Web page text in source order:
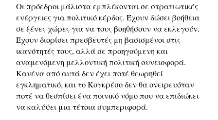
Οι πρόεδροι μάλιστα εμπλέκονται σε στρατιωτικές
ενέργειες για πολιτικό κέρδος. Έχουν δώσει βοήθεια
σε ξένες χώρες για να τους βοηθήσουν να εκλεγούν.
Έχουν διορίσει πρεσβευτές μη βασισμένοι στις
ικανότητές τους, αλλά σε προηγούμενη και
αναμενόμενη μελλοντική πολιτική συνεισφορά.
Κανένα από αυτά δεν έχει ποτέ θεωρηθεί
εγκληματικό, και το Κογκρέσο δεν θα ονειρευόταν
ποτέ να θεσπίσει ένα ποινικό νόμο που να επιδιώκει
να καλύψει μια τέτοια συμπεριφορά.